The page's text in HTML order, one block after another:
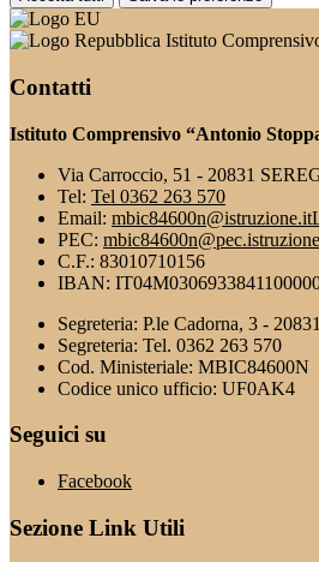
Istituto
Contatti
Istituto Comprensivo “Antonio
Via Carroccio, 51 - 20831
Tel: Tel 0362 263 570
Email: mbic84600n@istruzione.it
PEC:
C.F.: 83010710156
IBAN:
Segreteria: P.le Cadorna, 3 -
Segreteria: Tel. 0362 263 570
Cod. Ministeriale: MBIC84600N
Codice unico ufficio: UF0AK4
Seguici su
Facebook
Sezione Link Utili